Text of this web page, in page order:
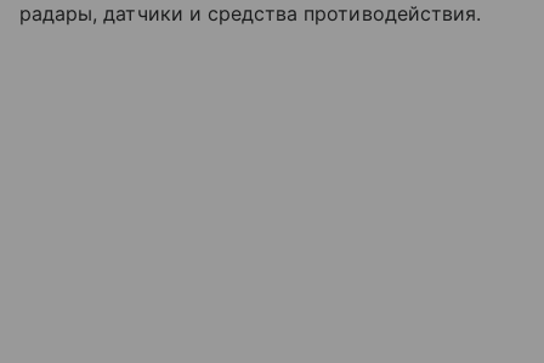
радары, датчики и средства противодействия.